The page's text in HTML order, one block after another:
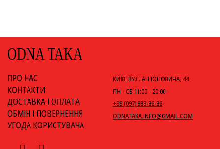
ODNA TAKA
ПРО НАС
КОНТАКТИ
ДОСТАВКА І ОПЛАТА
ОБМІН І ПОВЕРНЕННЯ
УГОДА КОРИСТУВАЧА
КИЇВ, ВУЛ. АНТОНОВИЧА, 44
ПН - СБ 11:00 - 20:00
+38 (097) 883-86-86
ODNATAKA.INFO@GMAIL.COM